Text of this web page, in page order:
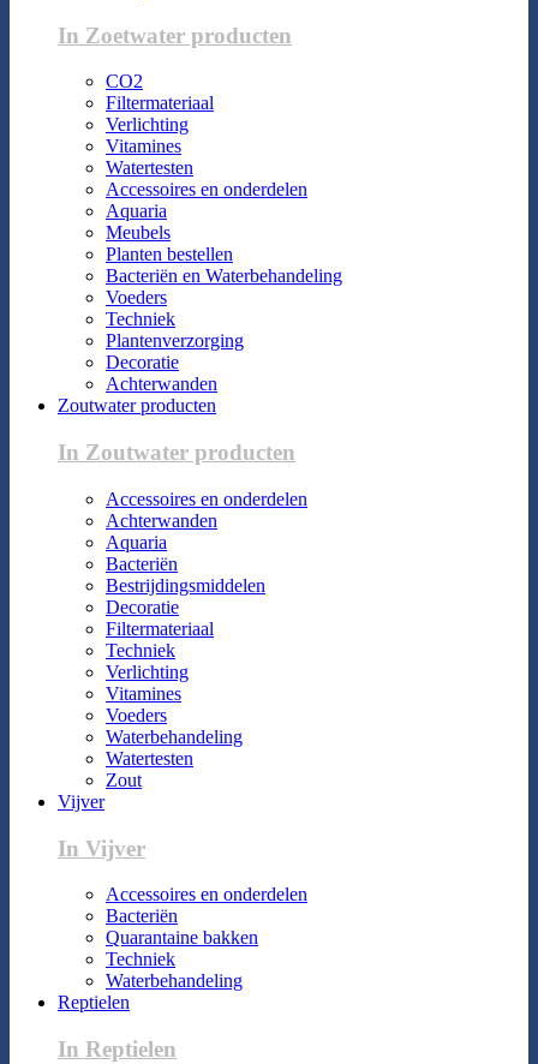
In Zoetwater producten
CO2
Filtermateriaal
Verlichting
Vitamines
Watertesten
Accessoires en onderdelen
Aquaria
Meubels
Planten bestellen
Bacteriën en Waterbehandeling
Voeders
Techniek
Plantenverzorging
Decoratie
Achterwanden
Zoutwater producten
In Zoutwater producten
Accessoires en onderdelen
Achterwanden
Aquaria
Bacteriën
Bestrijdingsmiddelen
Decoratie
Filtermateriaal
Techniek
Verlichting
Vitamines
Voeders
Waterbehandeling
Watertesten
Zout
Vijver
In Vijver
Accessoires en onderdelen
Bacteriën
Quarantaine bakken
Techniek
Waterbehandeling
Reptielen
In Reptielen